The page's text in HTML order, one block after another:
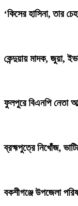
‘কিসের হাসিনা, তার
কেন্দুয়ায় মাদক, জুয়া,
ফুলপুরে বিএনপি নেতা
ব্রহ্মপুত্রে নিখোঁজ,
বকশীগঞ্জে উপজেলা